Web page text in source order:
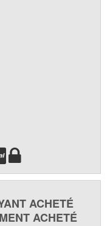
ACHETÉ
ACHETÉ